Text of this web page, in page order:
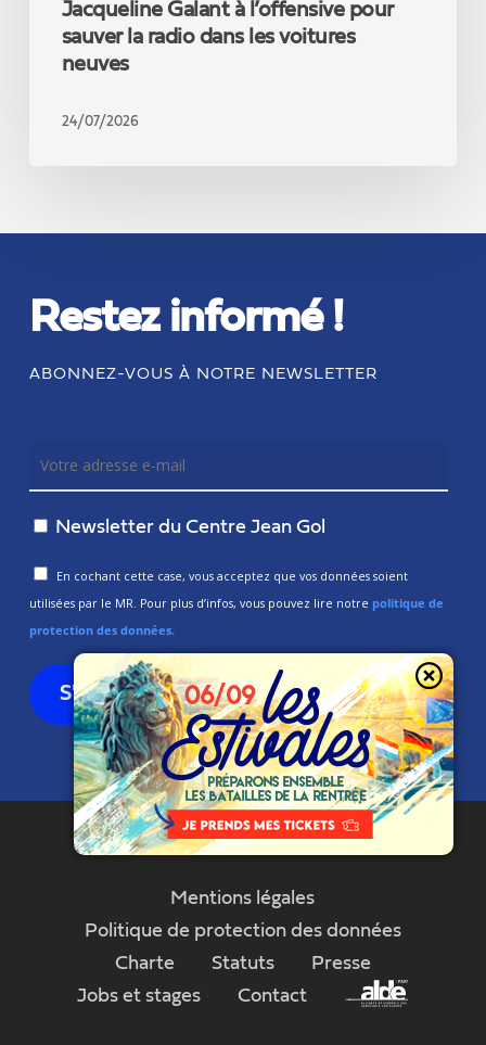
Jacqueline Galant à l’offensive pour
sauver la radio dans les voitures
neuves
24/07/2026
Restez informé !
ABONNEZ-VOUS À NOTRE NEWSLETTER
Newsletter du Centre Jean Gol
En cochant cette case, vous acceptez que vos données soient
utilisées par le MR. Pour plus d’infos, vous pouvez lire notre politique de
protection des données.
Mentions légales
Politique de protection des données
Charte
Statuts
Presse
Jobs et stages
Contact